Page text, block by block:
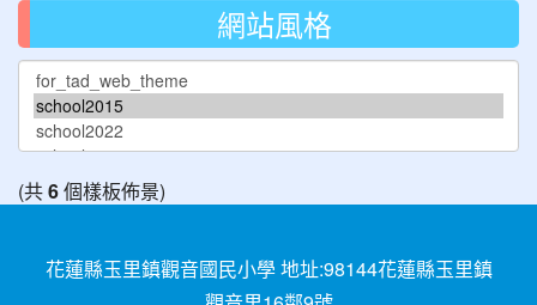
網站風格
(共6個樣板佈景)
花蓮縣玉里鎮觀音國民小學 地址:98144花蓮縣玉里鎮